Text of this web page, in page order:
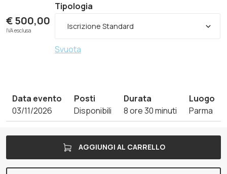
€500,00
IVA esclusa
Tipologia
Svuota
AGGIUNGI AL CARRELLO
Data evento
03/11/2026
Posti
Disponibili
Durata
8 ore 30 minuti
Luogo
Parma